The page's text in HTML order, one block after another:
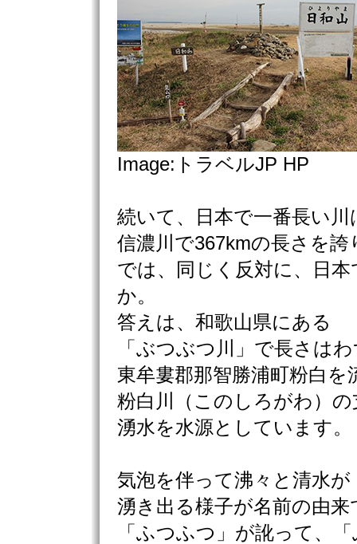
Image:トラベルJP HP
続いて、日本で一番長い川
信濃川で367kmの長さを誇
では、同じく反対に、日
か。
答えは、和歌山県にある
「ぶつぶつ川」で長さは
東牟婁郡那智勝浦町粉白を
粉白川（このしろがわ）
湧水を水源としています。
気泡を伴って沸々と清水が
湧き出る様子が名前の由来
「ふつふつ」が訛って、